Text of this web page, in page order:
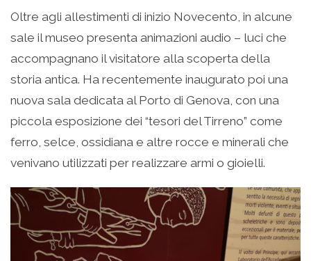
Oltre agli allestimenti di inizio Novecento, in alcune
sale il museo presenta animazioni audio – luci che
accompagnano il visitatore alla scoperta della
storia antica. Ha recentemente inaugurato poi una
nuova sala dedicata al Porto di Genova, con una
piccola esposizione dei “tesori del Tirreno” come
ferro, selce, ossidiana e altre rocce e minerali che
venivano utilizzati per realizzare armi o gioielli.